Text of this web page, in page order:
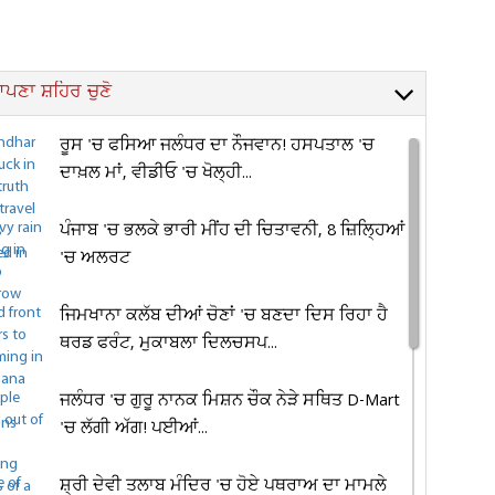
ਸ਼ਹਿਰ ਚੁਣੋ
ਰੂਸ 'ਚ ਫਸਿਆ ਜਲੰਧਰ ਦਾ ਨੌਜਵਾਨ! ਹਸਪਤਾਲ 'ਚ
ਦਾਖ਼ਲ ਮਾਂ, ਵੀਡੀਓ 'ਚ ਖੋਲ੍ਹੀ...
ਪੰਜਾਬ 'ਚ ਭਲਕੇ ਭਾਰੀ ਮੀਂਹ ਦੀ ਚਿਤਾਵਨੀ, 8 ਜ਼ਿਲ੍ਹਿਆਂ
'ਚ ਅਲਰਟ
ਜਿਮਖਾਨਾ ਕਲੱਬ ਦੀਆਂ ਚੋਣਾਂ 'ਚ ਬਣਦਾ ਦਿਸ ਰਿਹਾ ਹੈ
ਥਰਡ ਫਰੰਟ, ਮੁਕਾਬਲਾ ਦਿਲਚਸਪ...
ਜਲੰਧਰ 'ਚ ਗੁਰੂ ਨਾਨਕ ਮਿਸ਼ਨ ਚੌਕ ਨੇੜੇ ਸਥਿਤ D-Mart
'ਚ ਲੱਗੀ ਅੱਗ! ਪਈਆਂ...
ਸ਼੍ਰੀ ਦੇਵੀ ਤਲਾਬ ਮੰਦਿਰ 'ਚ ਹੋਏ ਪਥਰਾਅ ਦਾ ਮਾਮਲੇ